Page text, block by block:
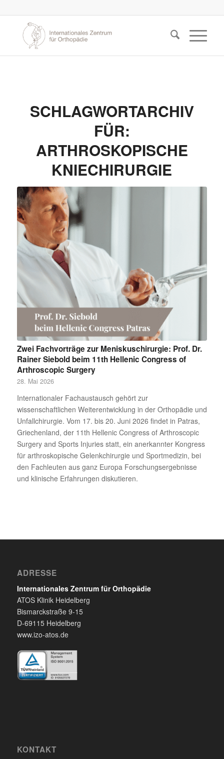
SCHLAGWORTARCHIV
FÜR:
ARTHROSKOPISCHE
KNIECHIRURGIE
Zwei Fachvorträge zur Meniskuschirurgie: Prof. Dr.
Rainer Siebold beim 11th Hellenic Congress of
Arthroscopic Surgery
28. Mai 2026
Internationaler Fachaustausch gehört zur
wissenschaftlichen Weiterentwicklung in der Orthopädie und
Unfallchirurgie. Vom 17. bis 20. Juni 2026 findet in Patras,
Griechenland, der 11th Hellenic Congress of Arthroscopic
Surgery and Sports Injuries statt, ein anerkannter Kongress
für arthroskopische Gelenkchirurgie und Sportmedizin, bei
den Fachleuten aus ganz Europa Forschungsergebnisse
und klinische Erfahrungen diskutieren.
ADRESSE
Internationales Zentrum für Orthopädie
ATOS Klinik Heidelberg
Bismarckstraße 9-15
D-69115 Heidelberg
www.izo-atos.de
KONTAKT